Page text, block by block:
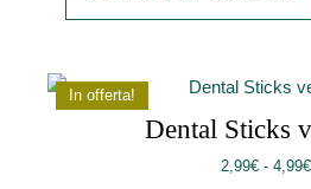
In offerta!
Dental Sticks
2,99€ - 4,99€